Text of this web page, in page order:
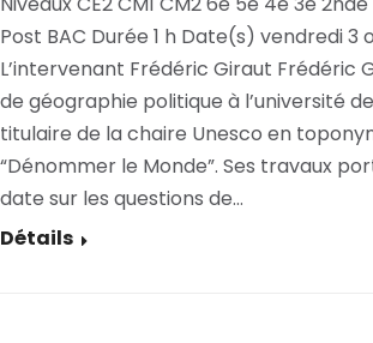
Post BAC Durée 1 h Date(s) vendredi 3
L’intervenant Frédéric Giraut Frédéric
de géographie politique à l’université
titulaire de la chaire Unesco en
“Dénommer le Monde”. Ses travaux
date sur les questions de…
Détails